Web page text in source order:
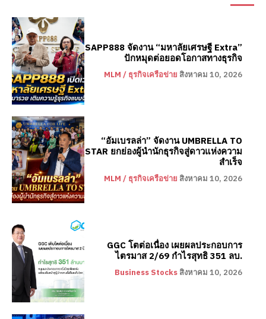
SAPP888 จัดงาน “มหาลัยเศรษฐี Extra”
ปักหมุดต่อยอดโอกาสทางธุรกิจ
MLM / ธุรกิจเครือข่าย สิงหาคม 10, 2026
“อัมเบรลล่า” จัดงาน UMBRELLA TO
STAR ยกย่องผู้นำนักธุรกิจสู่ดาวแห่งความ
สำเร็จ
MLM / ธุรกิจเครือข่าย สิงหาคม 10, 2026
GGC โตต่อเนื่อง เผยผลประกอบการ
ไตรมาส 2/69 กำไรสุทธิ 351 ลบ.
Business Stocks สิงหาคม 10, 2026